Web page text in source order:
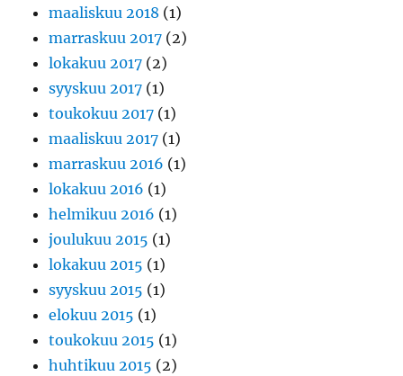
maaliskuu 2018 (1)
marraskuu 2017 (2)
lokakuu 2017 (2)
syyskuu 2017 (1)
toukokuu 2017 (1)
maaliskuu 2017 (1)
marraskuu 2016 (1)
lokakuu 2016 (1)
helmikuu 2016 (1)
joulukuu 2015 (1)
lokakuu 2015 (1)
syyskuu 2015 (1)
elokuu 2015 (1)
toukokuu 2015 (1)
huhtikuu 2015 (2)